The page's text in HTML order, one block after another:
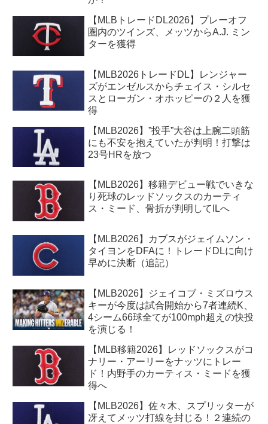
【MLBトレードDL2026】プレーオフ
圏内のツインズ、メッツからA.J. ミン
ターを獲得
【MLB2026トレードDL】レンジャー
ズがエンゼルスからチェイス・シルセ
スとローガン・オホッピーの２人を獲
得
【MLB2026】”投手”大谷は上腕二頭筋
にも不安を抱えていたが判明！打撃は
23号HRを放つ
【MLB2026】移籍デビュー戦でいきな
り死球のレッドソックスのカーティ
ス・ミード、骨折が判明してILへ
【MLB2026】カブスがジェイムソン・
タイヨンをDFAに！トレードDLに向け
早めに決断（追記）
【MLB2026】ジェイコブ・ミズロウス
キーが今度は試合開始から7者連続K、
4シーム66球全てが100mph超えの快投
を演じる！
【MLB移籍2026】レッドソックスがコ
ナリー・アーリーをナッツにトレー
ド！内野手のカーティス・ミードを獲
得へ
【MLB2026】佐々木、スプリッターが
冴えてメッツ打線を封じる！２連続の